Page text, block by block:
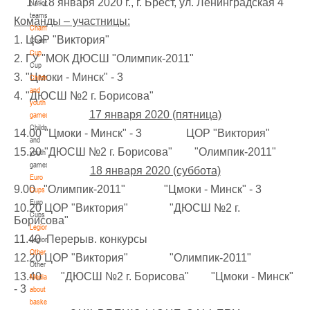
National
teams
Championship
Championship
Cup
Cup
Children
and
youth
games
Children
and
youth
games
Euro
Cups
Euro
Cups
Legionaries
Legionaries
Other
Other
Media
about
basketball
U-14
IV тур – девушки 2012-2013 гг.р., Дивизион 1, 6-7 апреля 2026 г., г. Гомель, ул.
Б.Хмельницкого, 118а
U-16, юноши
III тур – юноши 2010-2011 гг.р., Дивизион 1, группа Г 27-29 марта 2026 г., г.
Молодечно, ул. Великий Гостинец, 10227-28.03.2026
Речица
, девушки
IV тур – девушки 2014-2015 гг.р., дивизион 1 27-28 марта 2026 г., г. Речица, ул.
Снежкова, 16
23-24.03.2026
III тур – девушки 2014-2015 гг.р., Дивизион 2, 23-24 марта 2026 г., г. Могилев,
ул. 30 лет Победы, 1А
Команды – участницы:
1. ЦОР "Виктория"
2. ГУ "МОК ДЮСШ "Олимпик-2011"
3. "Цмоки - Минск" - 3
4. "ДЮСШ №2 г. Борисова"
17 января 2020 (пятница)
14.00 "Цмоки - Минск" - 3 ЦОР "Виктория"
15.20 "ДЮСШ №2 г. Борисова" "Олимпик-2011"
18 января 2020 (суббота)
9.00 "Олимпик-2011" "Цмоки - Минск" - 3
10.20 ЦОР "Виктория" "ДЮСШ №2 г.
Борисова"
11.40 Перерыв. конкурсы
12.20 ЦОР "Виктория" "Олимпик-2011"
13.40 "ДЮСШ №2 г. Борисова" "Цмоки - Минск"
- 3